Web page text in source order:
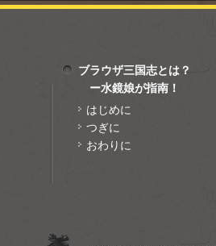
ブラウザ三国志とは？
ー水鏡娘が指南！
はじめに
つぎに
おわりに